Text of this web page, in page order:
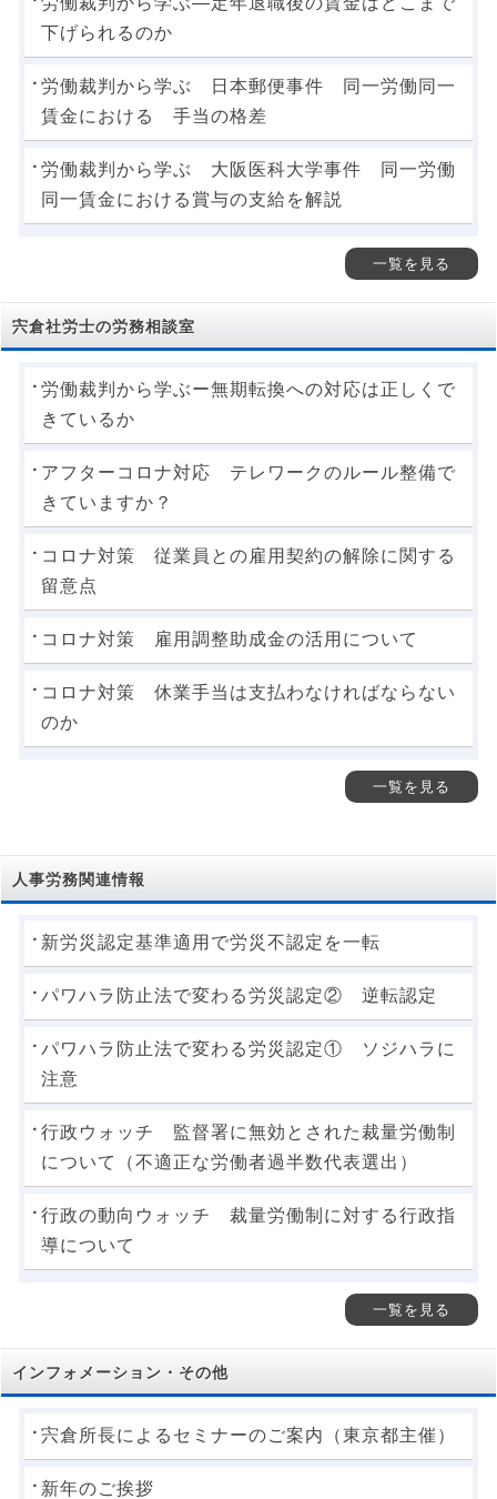
下げられるのか
労働裁判から学ぶ 日本郵便事件 同一労働同一
賃金における 手当の格差
労働裁判から学ぶ 大阪医科大学事件 同一労働
同一賃金における賞与の支給を解説
一覧を見る
宍倉社労士の労務相談室
労働裁判から学ぶー無期転換への対応は正しくで
きているか
アフターコロナ対応 テレワークのルール整備で
きていますか？
コロナ対策 従業員との雇用契約の解除に関する
留意点
コロナ対策 雇用調整助成金の活用について
コロナ対策 休業手当は支払わなければならない
のか
一覧を見る
人事労務関連情報
新労災認定基準適用で労災不認定を一転
パワハラ防止法で変わる労災認定② 逆転認定
パワハラ防止法で変わる労災認定① ソジハラに
注意
行政ウォッチ 監督署に無効とされた裁量労働制
について（不適正な労働者過半数代表選出）
行政の動向ウォッチ 裁量労働制に対する行政指
導について
一覧を見る
インフォメーション・その他
宍倉所長によるセミナーのご案内（東京都主催）
新年のご挨拶